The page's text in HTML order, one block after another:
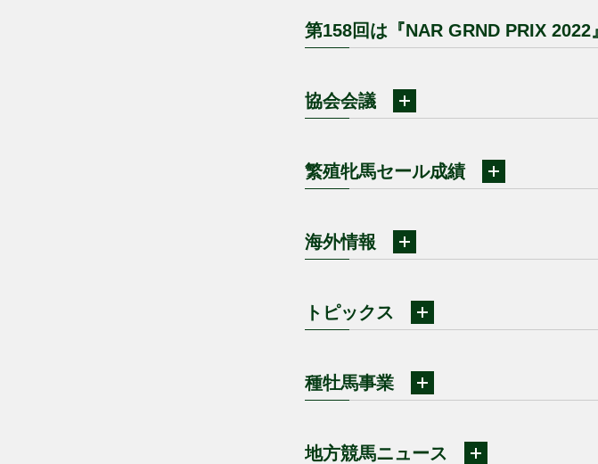
第158回は『NAR GRND PRIX 2022』
協会会議
繁殖牝馬セール成績
海外情報
トピックス
種牡馬事業
地方競馬ニュース